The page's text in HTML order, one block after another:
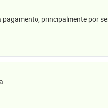
principalmente por